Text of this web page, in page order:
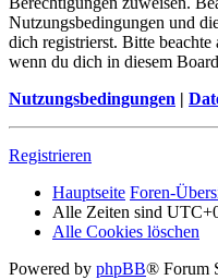
Nutzungsbedingungen und
dich registrierst. Bitte
wenn du dich in diesem
Nutzungsbedingungen |
Registrieren
Hauptseite Foren-
Alle Zeiten sind
Alle Cookies löschen
Powered by phpBB® Forum